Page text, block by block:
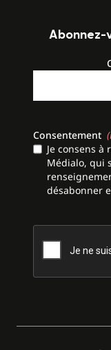
Abonnez-
Consentement
Je consens
Médialo, qui
désabonner
CAPTCHA